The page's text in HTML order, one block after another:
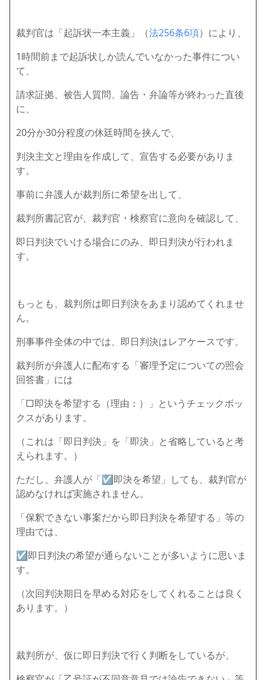
裁判官は「起訴状一本主義」（法256条6項）により、
1時間前まで起訴状しか読んでいなかった事件につい
て、
請求証拠、被告人質問、論告・弁論等が終わった直後
に、
20分か30分程度の休廷時間を挟んで、
判決主文と理由を作成して、宣告する必要がありま
す。
事前に弁護人が裁判所に希望を出して、
裁判所書記官が、裁判官・検察官に意向を確認して、
即日判決でいける場合にのみ、即日判決が行われま
す。
もっとも、裁判所は即日判決をあまり認めてくれませ
ん。
刑事事件全体の中では、即日判決はレアケースです。
裁判所が弁護人に配布する「審理予定についての照会
回答書」には
「□即決を希望する（理由：）」という チェックボッ
クスがあります。
（これは「即日判決」を「即決」と省略していると考
えられます。）
ただし、弁護人が「☑即決を希望」しても、裁判官が
認めなければ実施されません。
「保釈できない事案だから即日判決を希望する」等の
理由では、
☑即日判決の希望が通らないことが多いように思いま
す。
（次回判決期日を早める対応をしてくれることは良く
あります。）
裁判所が、仮に即日判決で行く判断をしているが、